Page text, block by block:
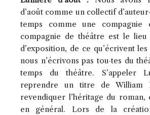
d’août comme un collectif
temps comme une compagnie
compagnie de théâtre est le
d’exposition, de ce qu’écrivent les
nous n’écrivons pas tou·tes du
temps du théâtre. S’appeler
reprendre un titre de William
revendiquer l’héritage du
en général. Lors de la